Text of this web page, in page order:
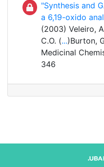
"Synthesis and
a 6,19-oxido
(2003) Veleiro,
C.O. (...)Burton,
Medicinal
346